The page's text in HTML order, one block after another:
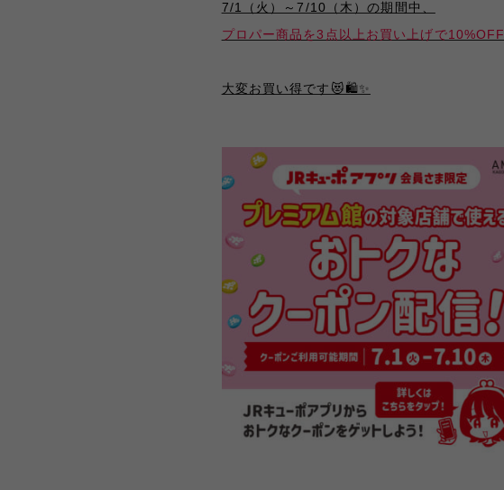
7/1（火）～7/10（木）の期間中、
プロパー商品を3点以上お買い上げで10%OFF
大変お買い得です😻🛍️✨